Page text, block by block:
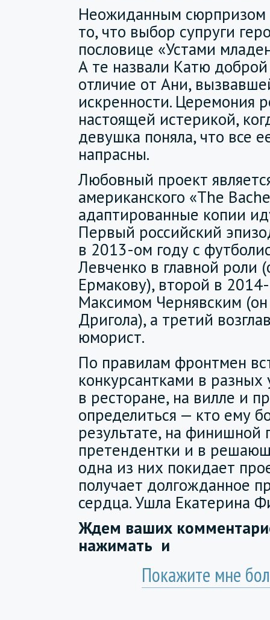
Неожиданным сюрпризом
то, что выбор супруги
пословице «Устами
А те назвали Катю
отличие от Ани,
искренности. Церемония
настоящей истерикой,
девушка поняла, что все
напрасны.
Любовный проект
американского «The
адаптированные копии
Первый российский
в 2013-ом году с
Левченко в главной роли
Ермакову), второй в
Максимом Чернявским
Дригола), а третий
юморист.
По правилам фронтмен
конкурсантками в разных
в ресторане, на вилле и
определиться — кто ему
результате, на финишной
претендентки и в
одна из них покидает
получает долгожданное
сердца. Ушла Екатерина
Ждем ваших
нажимать и
Покажите мне